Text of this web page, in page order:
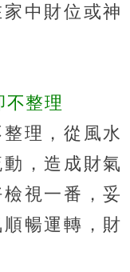
中財位或神
整理
理，從風水
，造成財氣
視一番，妥
暢運轉，財